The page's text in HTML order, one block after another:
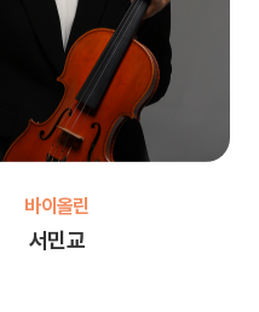
바이올린
서민교